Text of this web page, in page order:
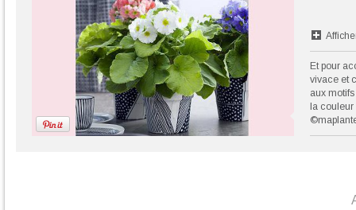
Et pour
vivace et
aux
la couleur